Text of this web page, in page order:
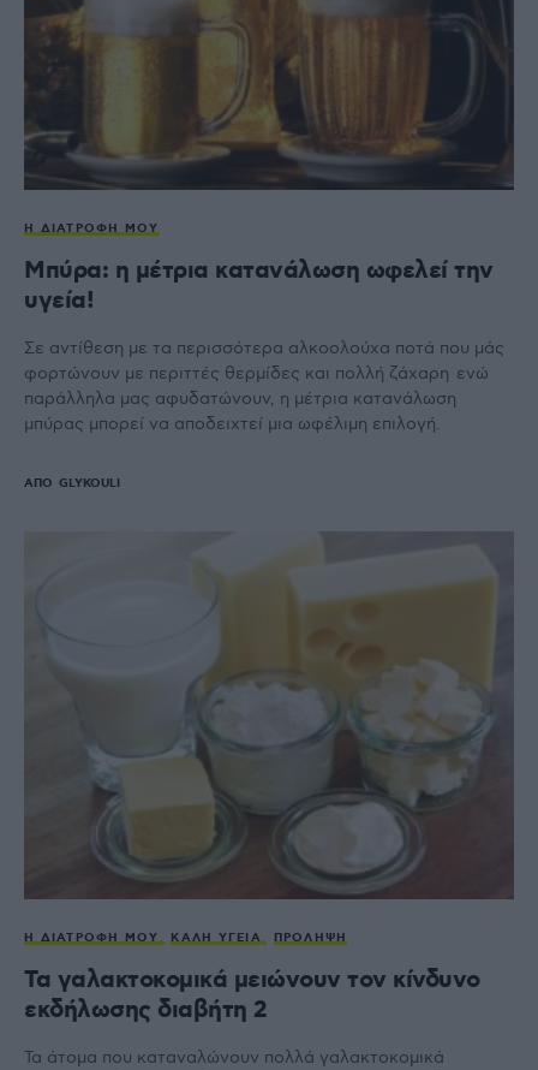
Η ΔΙΑΤΡΟΦΉ ΜΟΥ
Mπύρα: η μέτρια κατανάλωση ωφελεί την
υγεία!
Σε αντίθεση με τα περισσότερα αλκοολούχα ποτά που μάς
φορτώνουν με περιττές θερμίδες και πολλή ζάχαρη ενώ
παράλληλα μας αφυδατώνουν, η μέτρια κατανάλωση
μπύρας μπορεί να αποδειχτεί μια ωφέλιμη επιλογή.
ΑΠΌ GLYKOULI
Η ΔΙΑΤΡΟΦΉ ΜΟΥ ΚΑΛΉ ΥΓΕΊΑ ΠΡΌΛΗΨΗ
Τα γαλακτοκομικά μειώνουν τον κίνδυνο
εκδήλωσης διαβήτη 2
Τα άτομα που καταναλώνουν πολλά γαλακτοκομικά